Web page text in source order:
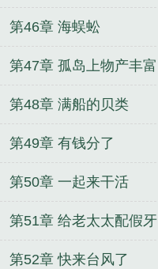
第46章 海蜈蚣
第47章 孤岛上物产丰富
第48章 满船的贝类
第49章 有钱分了
第50章 一起来干活
第51章 给老太太配假牙
第52章 快来台风了